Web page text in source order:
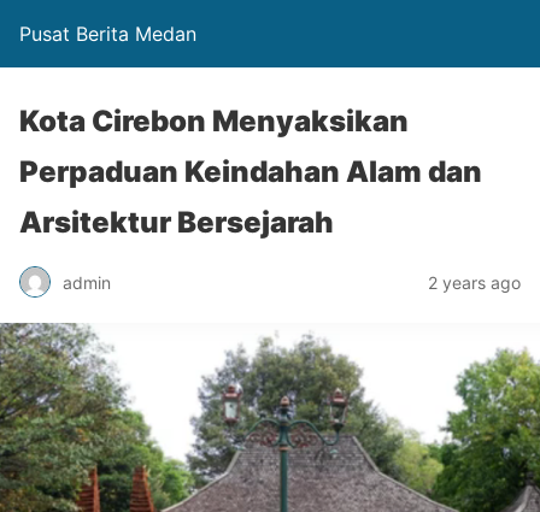
Pusat Berita Medan
Kota Cirebon Menyaksikan
Perpaduan Keindahan Alam dan
Arsitektur Bersejarah
admin 2 years ago